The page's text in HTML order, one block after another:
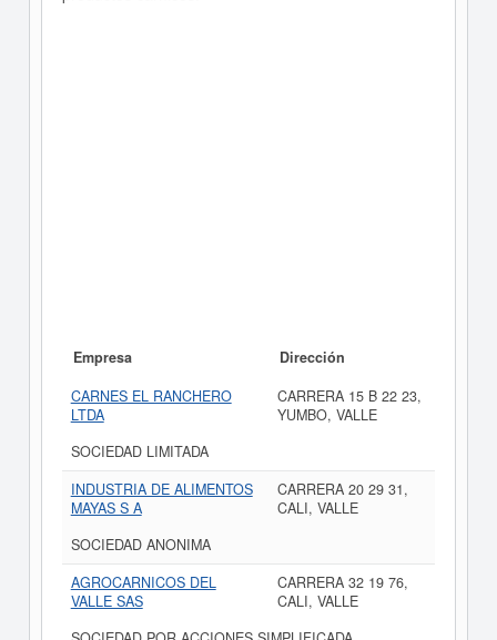
Empresa
Dirección
CARNES EL RANCHERO
LTDA
CARRERA 15 B 22 23,
YUMBO, VALLE
SOCIEDAD LIMITADA
INDUSTRIA DE ALIMENTOS
MAYAS S A
CARRERA 20 29 31,
CALI, VALLE
SOCIEDAD ANONIMA
AGROCARNICOS DEL
VALLE SAS
CARRERA 32 19 76,
CALI, VALLE